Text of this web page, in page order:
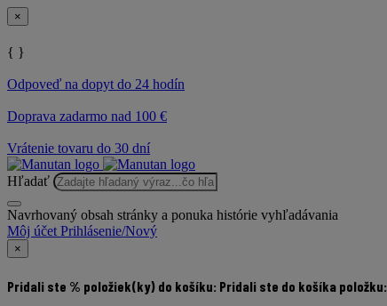
×
{ }
Odpoveď na dopyt do 24 hodín
Doprava zadarmo nad 100 €
Vrátenie tovaru do 30 dní
Hľadať
Navrhovaný obsah stránky a ponuka histórie vyhľadávania
Môj účet Prihlásenie/Nový
×
Pridali ste % položiek(ky) do košíku: Pridali ste do košíka položku: